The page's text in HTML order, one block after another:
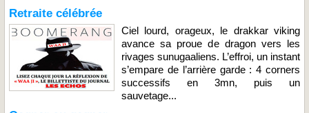
Retraite célébrée
Ciel lourd, orageux, le drakkar viking
avance sa proue de dragon vers les
rivages sunugaaliens. L’effroi, un instant
s’empare de l’arrière garde : 4 corners
successifs en 3mn, puis un
sauvetage...